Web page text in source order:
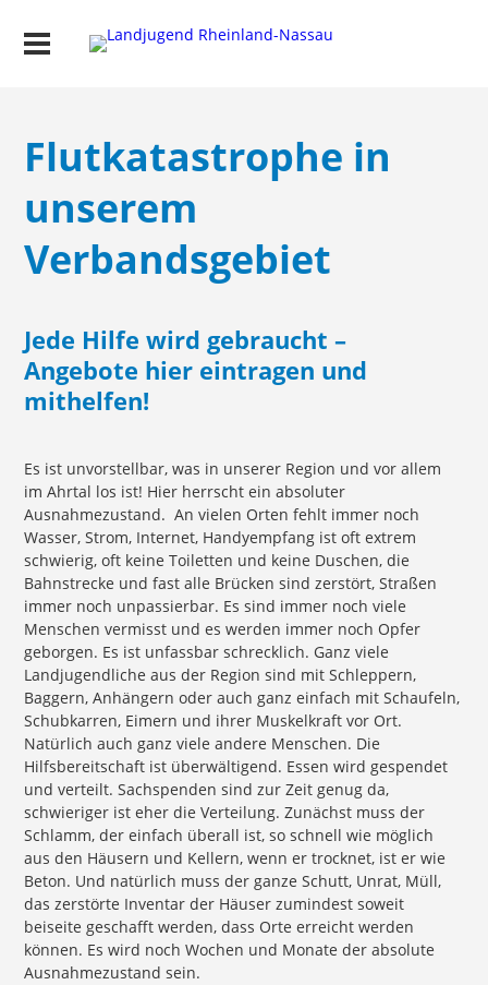
Flutkatastrophe in
unserem
Verbandsgebiet
Jede Hilfe wird gebraucht –
Angebote hier eintragen und
mithelfen!
Es ist unvorstellbar, was in unserer Region und vor allem
im Ahrtal los ist! Hier herrscht ein absoluter
Ausnahmezustand. An vielen Orten fehlt immer noch
Wasser, Strom, Internet, Handyempfang ist oft extrem
schwierig, oft keine Toiletten und keine Duschen, die
Bahnstrecke und fast alle Brücken sind zerstört, Straßen
immer noch unpassierbar. Es sind immer noch viele
Menschen vermisst und es werden immer noch Opfer
geborgen. Es ist unfassbar schrecklich. Ganz viele
Landjugendliche aus der Region sind mit Schleppern,
Baggern, Anhängern oder auch ganz einfach mit Schaufeln,
Schubkarren, Eimern und ihrer Muskelkraft vor Ort.
Natürlich auch ganz viele andere Menschen. Die
Hilfsbereitschaft ist überwältigend. Essen wird gespendet
und verteilt. Sachspenden sind zur Zeit genug da,
schwieriger ist eher die Verteilung. Zunächst muss der
Schlamm, der einfach überall ist, so schnell wie möglich
aus den Häusern und Kellern, wenn er trocknet, ist er wie
Beton. Und natürlich muss der ganze Schutt, Unrat, Müll,
das zerstörte Inventar der Häuser zumindest soweit
beiseite geschafft werden, dass Orte erreicht werden
können. Es wird noch Wochen und Monate der absolute
Ausnahmezustand sein.